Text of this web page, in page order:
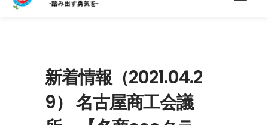
新着情報（2021.04.2
9） 名古屋商工会議